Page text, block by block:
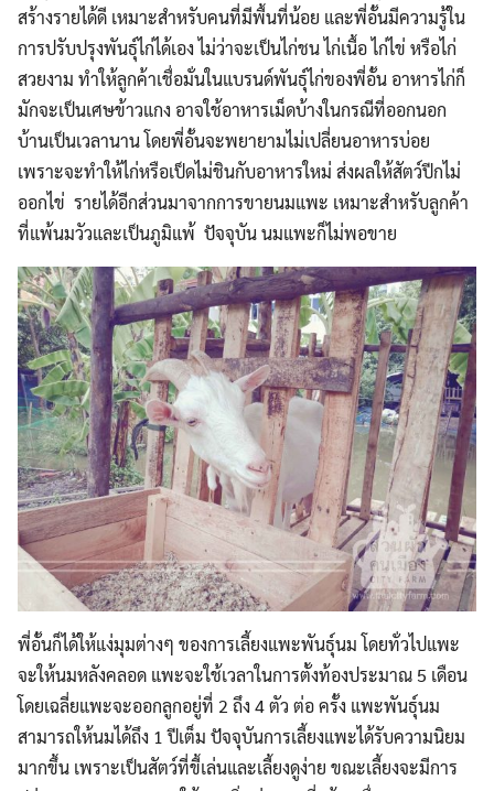
สร้างรายได้ดี เหมาะสำหรับคนที่มีพื้นที่น้อย และพี่อั้นมีความรู้ใน
การปรับปรุงพันธุ์ไก่ได้เอง ไม่ว่าจะเป็นไก่ชน ไก่เนื้อ ไก่ไข่ หรือไก่
สวยงาม ทำให้ลูกค้าเชื่อมั่นในแบรนด์พันธุ์ไก่ของพี่อั้น อาหารไก่ก็
มักจะเป็นเศษข้าวแกง อาจใช้อาหารเม็ดบ้างในกรณีที่ออกนอก
บ้านเป็นเวลานาน โดยพี่อั้นจะพยายามไม่เปลี่ยนอาหารบ่อย
เพราะจะทำให้ไก่หรือเป็ดไม่ชินกับอาหารใหม่ ส่งผลให้สัตว์ปีกไม่
ออกไข่ รายได้อีกส่วนมาจากการขายนมแพะ เหมาะสำหรับลูกค้า
ที่แพ้นมวัวและเป็นภูมิแพ้ ปัจจุบัน นมแพะก็ไม่พอขาย
พี่อั้นก็ได้ให้แง่มุมต่างๆ ของการเลี้ยงแพะพันธุ์นม โดยทั่วไปแพะ
จะให้นมหลังคลอด แพะจะใช้เวลาในการตั้งท้องประมาณ 5 เดือน
โดยเฉลี่ยแพะจะออกลูกอยู่ที่ 2 ถึง 4 ตัว ต่อ ครั้ง แพะพันธุ์นม
สามารถให้นมได้ถึง 1 ปีเต็ม ปัจจุบันการเลี้ยงแพะได้รับความนิยม
มากขึ้น เพราะเป็นสัตว์ที่ขี้เล่นและเลี้ยงดูง่าย ขณะเลี้ยงจะมีการ